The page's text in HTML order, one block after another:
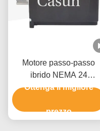
Motore passo-passo
ibrido NEMA 24
2300mN.M 60x60x67 per
automazione
Ottenga il migliore
prezzo